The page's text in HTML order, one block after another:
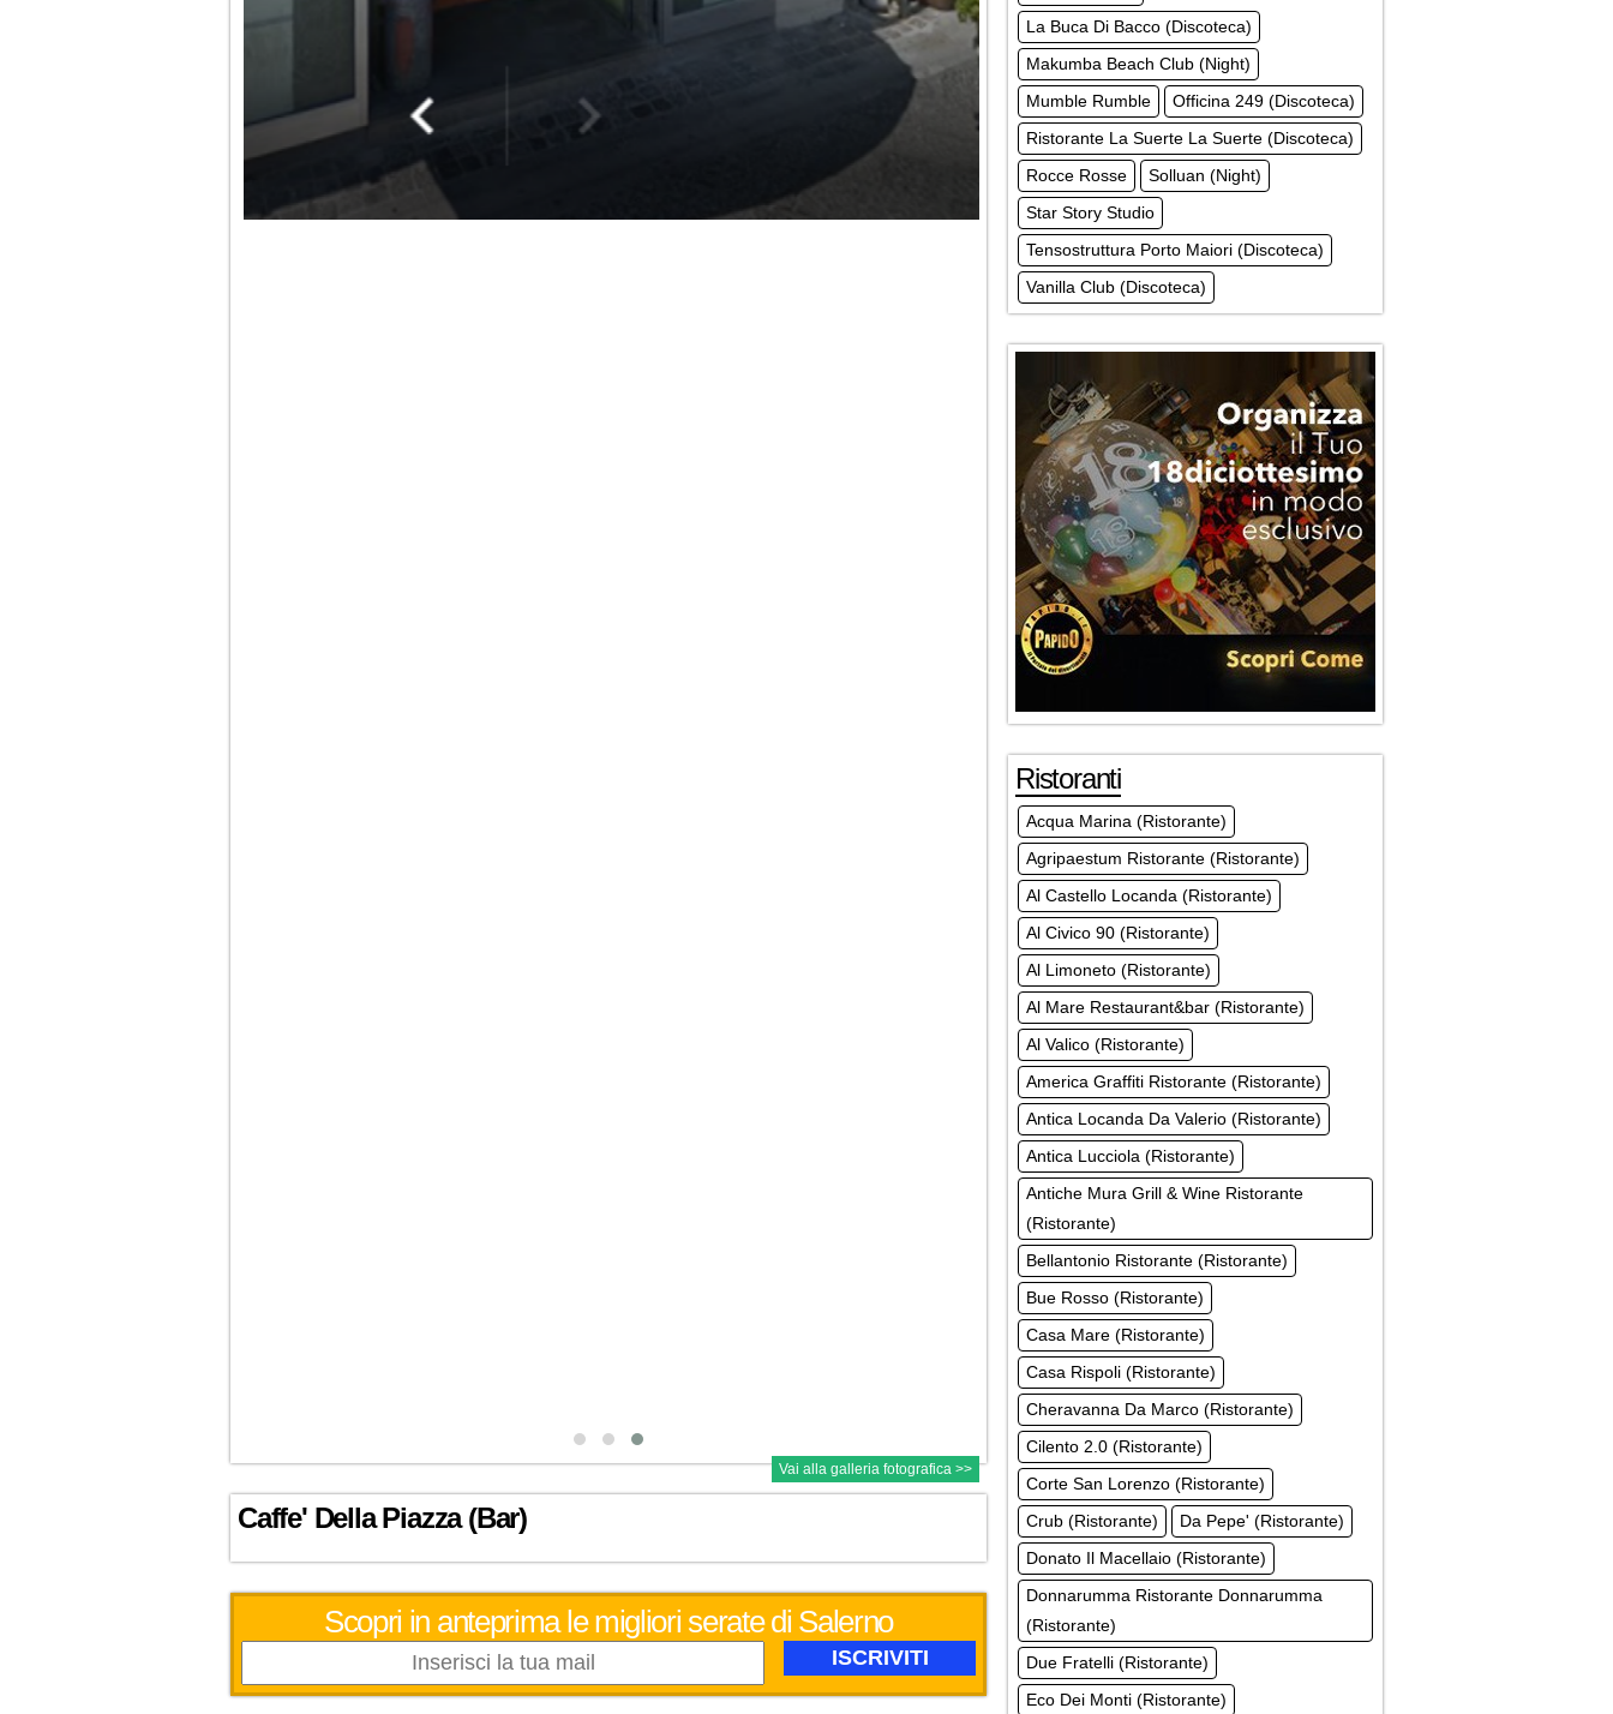
Vai alla galleria fotografica >>
Caffe' Della Piazza (Bar)
Scopri in anteprima le migliori serate di Salerno
La Buca Di Bacco (Discoteca)
Makumba Beach Club (Night)
Mumble Rumble
Officina 249 (Discoteca)
Ristorante La Suerte La Suerte (Discoteca)
Rocce Rosse
Solluan (Night)
Star Story Studio
Tensostruttura Porto Maiori (Discoteca)
Vanilla Club (Discoteca)
Ristoranti
Acqua Marina (Ristorante)
Agripaestum Ristorante (Ristorante)
Al Castello Locanda (Ristorante)
Al Civico 90 (Ristorante)
Al Limoneto (Ristorante)
Al Mare Restaurant&bar (Ristorante)
Al Valico (Ristorante)
America Graffiti Ristorante (Ristorante)
Antica Locanda Da Valerio (Ristorante)
Antica Lucciola (Ristorante)
Antiche Mura Grill & Wine Ristorante
(Ristorante)
Bellantonio Ristorante (Ristorante)
Bue Rosso (Ristorante)
Casa Mare (Ristorante)
Casa Rispoli (Ristorante)
Cheravanna Da Marco (Ristorante)
Cilento 2.0 (Ristorante)
Corte San Lorenzo (Ristorante)
Crub (Ristorante)
Da Pepe' (Ristorante)
Donato Il Macellaio (Ristorante)
Donnarumma Ristorante Donnarumma
(Ristorante)
Due Fratelli (Ristorante)
Eco Dei Monti (Ristorante)